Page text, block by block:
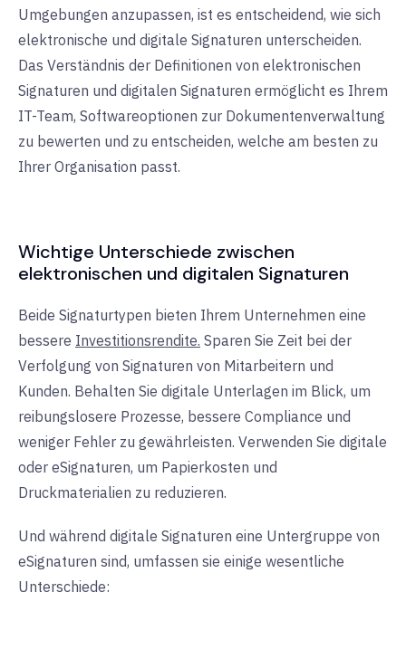
Umgebungen anzupassen, ist es entscheidend, wie sich
elektronische und digitale Signaturen unterscheiden.
Das Verständnis der Definitionen von elektronischen
Signaturen und digitalen Signaturen ermöglicht es Ihrem
IT-Team, Softwareoptionen zur Dokumentenverwaltung
zu bewerten und zu entscheiden, welche am besten zu
Ihrer Organisation passt.
Wichtige Unterschiede zwischen
elektronischen und digitalen Signaturen
Beide Signaturtypen bieten Ihrem Unternehmen eine
bessere Investitionsrendite. Sparen Sie Zeit bei der
Verfolgung von Signaturen von Mitarbeitern und
Kunden. Behalten Sie digitale Unterlagen im Blick, um
reibungslosere Prozesse, bessere Compliance und
weniger Fehler zu gewährleisten. Verwenden Sie digitale
oder eSignaturen, um Papierkosten und
Druckmaterialien zu reduzieren.
Und während digitale Signaturen eine Untergruppe von
eSignaturen sind, umfassen sie einige wesentliche
Unterschiede: